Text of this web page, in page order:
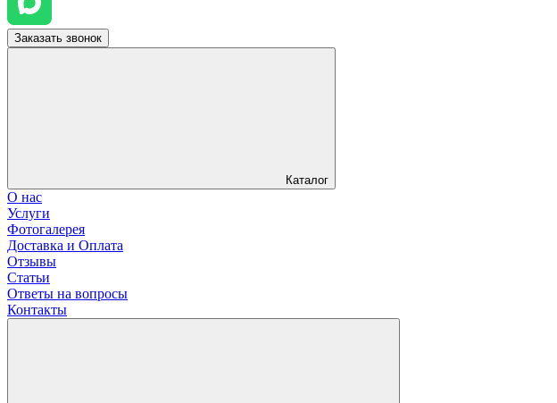
Заказать звонок
Каталог
О нас
Услуги
Фотогалерея
Доставка и Оплата
Отзывы
Статьи
Ответы на вопросы
Контакты